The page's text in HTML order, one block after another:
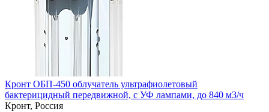
Кронт ОБП-450 облучатель ультрафиолетовый
бактерицидный передвижной, с УФ лампами, до 840 м3/ч
Кронт, Россия